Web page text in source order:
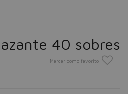
40 sobres
Marcar como favorito